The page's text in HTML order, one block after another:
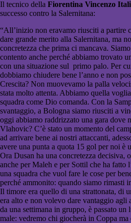
Il tecnico della Fiorentina Vincenzo
successo contro la Salernitana:
“All’inizio non eravamo riusciti a partire
dare grande merito alla Salernitana, ma
concretezza che prima ci mancava.
contento anche perché abbiamo trovato
con una situazione sul primo palo. Per
dobbiamo chiudere bene l’anno e non
Crescita? Non muovevamo la palla
stata molto attenta. Abbiamo quella
squadra come Dio comanda. Con la
svantaggio, a Bologna siamo riusciti a
oggi abbiamo raddrizzato una gara dove
Vlahovic? C’è stato un momento del
ad arrivare bene ai nostri attaccanti,
avere una punta a quota 15 gol per noi è
Ora Dusan ha una concretezza decisiva,
anche per Maleh e per Sottil che ha fatto
una squadra che vuol fare le cose per
perché ammonito: quando siamo rimasti
Il timore era quello di una strattonata, di
era alto e non volevo dare vantaggio
da una settimana in gruppo, è passato
male: vedremo chi giocherà in Coppa ma